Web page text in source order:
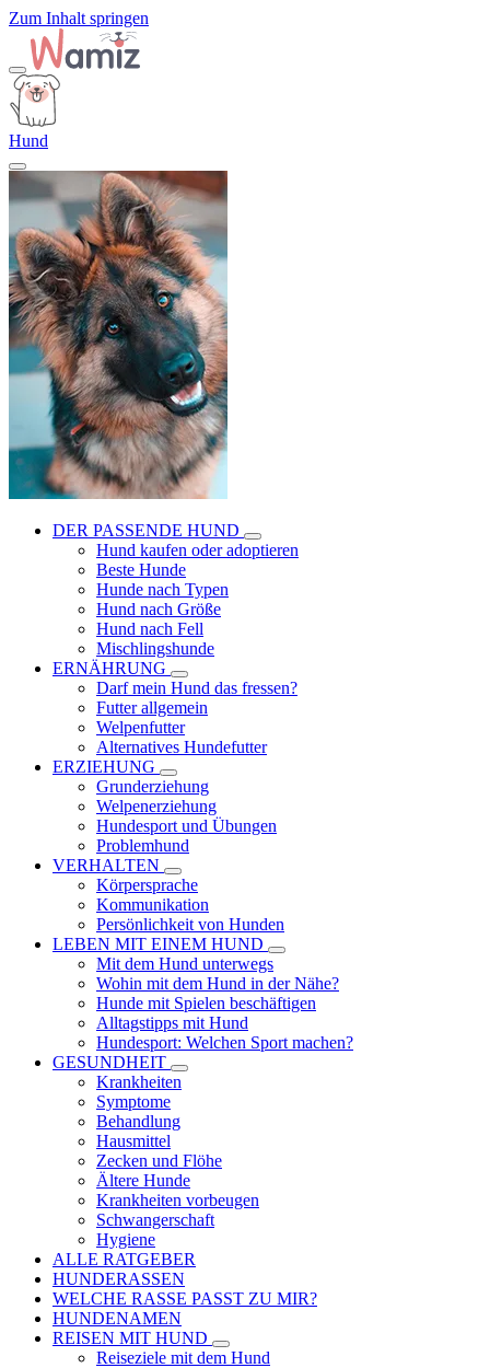
Zum Inhalt springen
Hund
DER PASSENDE HUND
Hund kaufen oder adoptieren
Beste Hunde
Hunde nach Typen
Hund nach Größe
Hund nach Fell
Mischlingshunde
ERNÄHRUNG
Darf mein Hund das fressen?
Futter allgemein
Welpenfutter
Alternatives Hundefutter
ERZIEHUNG
Grunderziehung
Welpenerziehung
Hundesport und Übungen
Problemhund
VERHALTEN
Körpersprache
Kommunikation
Persönlichkeit von Hunden
LEBEN MIT EINEM HUND
Mit dem Hund unterwegs
Wohin mit dem Hund in der Nähe?
Hunde mit Spielen beschäftigen
Alltagstipps mit Hund
Hundesport: Welchen Sport machen?
GESUNDHEIT
Krankheiten
Symptome
Behandlung
Hausmittel
Zecken und Flöhe
Ältere Hunde
Krankheiten vorbeugen
Schwangerschaft
Hygiene
ALLE RATGEBER
HUNDERASSEN
WELCHE RASSE PASST ZU MIR?
HUNDENAMEN
REISEN MIT HUND
Reiseziele mit dem Hund